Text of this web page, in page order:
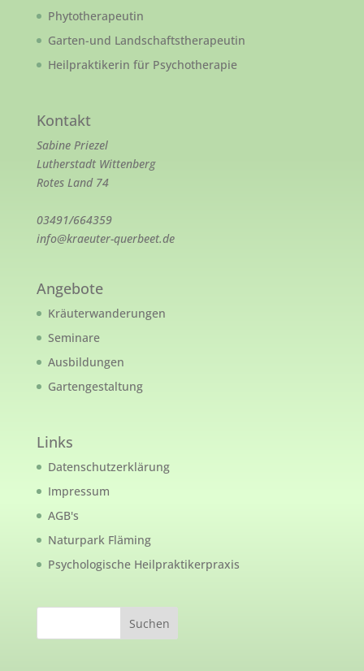
Phytotherapeutin
Garten-und Landschaftstherapeutin
Heilpraktikerin für Psychotherapie
Kontakt
Sabine Priezel
Lutherstadt Wittenberg
Rotes Land 74
03491/664359
info@kraeuter-querbeet.de
Angebote
Kräuterwanderungen
Seminare
Ausbildungen
Gartengestaltung
Links
Datenschutzerklärung
Impressum
AGB's
Naturpark Fläming
Psychologische Heilpraktikerpraxis